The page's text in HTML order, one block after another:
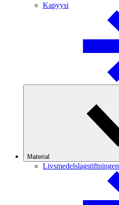
Kapyysi
Material
Livsmedelslagstiftningen